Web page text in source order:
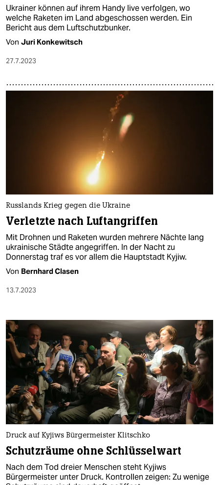
Ukrai­ne­r können auf ihrem Handy live verfolgen, wo
welche Raketen im Land abgeschossen werden. Ein
Bericht aus dem Luftschutzbunker.
Von Juri Konkewitsch
27.7.2023
Russlands Krieg gegen die Ukraine
Verletzte nach Luftangriffen
Mit Drohnen und Raketen wurden mehrere Nächte lang
ukrainische Städte angegriffen. In der Nacht zu
Donnerstag traf es vor allem die Hauptstadt Kyjiw.
Von Bernhard Clasen
13.7.2023
Druck auf Kyjiws Bürgermeister Klitschko
Schutzräume ohne Schlüsselwart
Nach dem Tod dreier Menschen steht Kyjiws
Bürgermeister unter Druck. Kontrollen zeigen: Zu wenige